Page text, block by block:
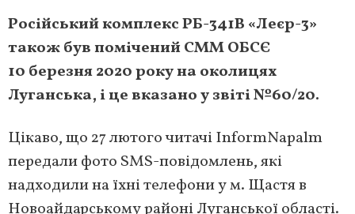
Російський комплекс РБ-341В «Леєр-3»
також був помічений СММ ОБСЄ
10 березня 2020 року на околицях
Луганська, і це вказано у звіті №60/20.
Цікаво, що 27 лютого читачі InformNapalm
передали фото SMS-повідомлень, які
надходили на їхні телефони у м. Щастя в
Новоайдарському районі Луганської області.